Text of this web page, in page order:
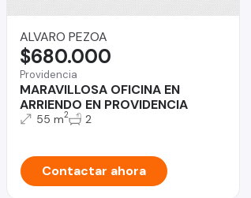
ALVARO PEZOA
Providencia
MARAVILLOSA OFICINA EN
ARRIENDO EN PROVIDENCIA
$680.000
55 m2 2
Contactar ahora